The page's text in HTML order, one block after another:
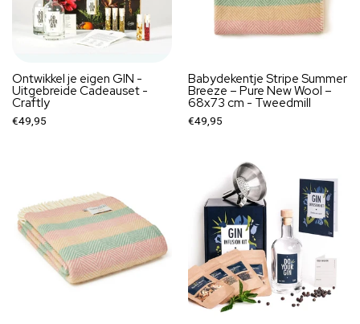
Ontwikkel je eigen GIN -
Uitgebreide Cadeauset -
Craftly
€49,95
Babydekentje Stripe Summer
Breeze – Pure New Wool –
68x73 cm - Tweedmill
€49,95